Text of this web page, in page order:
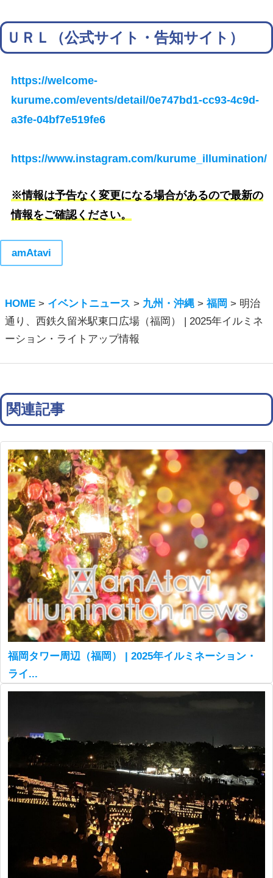
ＵＲＬ（公式サイト・告知サイト）
https://welcome-
kurume.com/events/detail/0e747bd1-cc93-4c9d-
a3fe-04bf7e519fe6
https://www.instagram.com/kurume_illumination/
※情報は予告なく変更になる場合があるので最新の
情報をご確認ください。
amAtavi
HOME > イベントニュース > 九州・沖縄 >福岡 > 明治
通り、西鉄久留米駅東口広場（福岡） | 2025年イルミネ
ーション・ライトアップ情報
関連記事
福岡タワー周辺（福岡） | 2025年イルミネーション・
ライ...